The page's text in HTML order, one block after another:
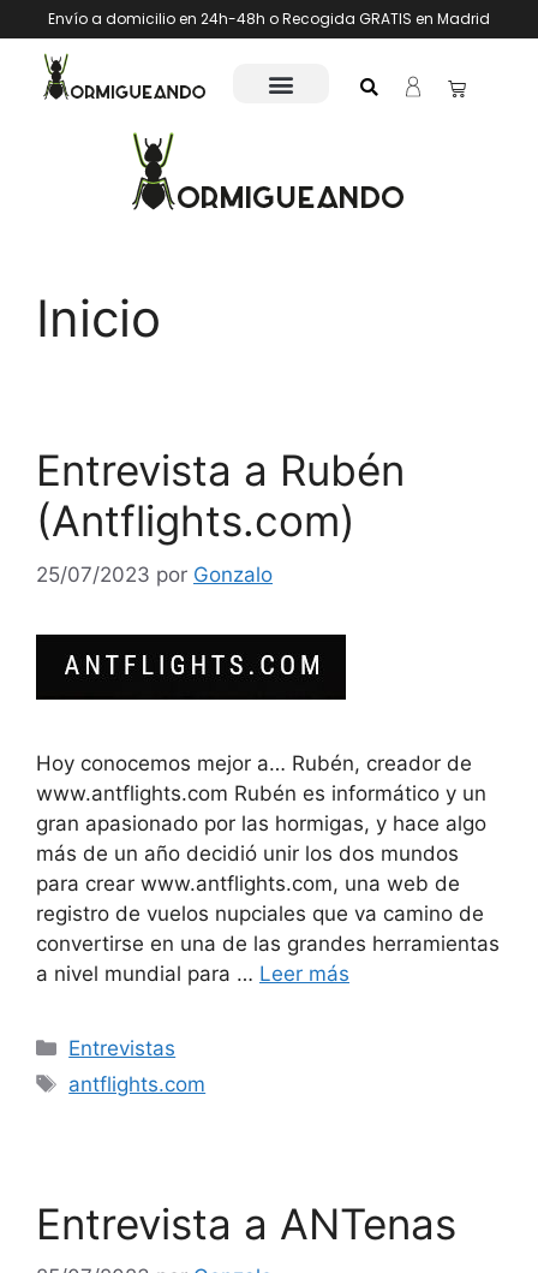
Envío a domicilio en 24h-48h o Recogida GRATIS en Madrid
Inicio
Entrevista a Rubén
(Antflights.com)
25/07/2023 por Gonzalo
Hoy conocemos mejor a… Rubén, creador de
www.antflights.com Rubén es informático y un
gran apasionado por las hormigas, y hace algo
más de un año decidió unir los dos mundos
para crear www.antflights.com, una web de
registro de vuelos nupciales que va camino de
convertirse en una de las grandes herramientas
a nivel mundial para … Leer más
Entrevistas
antflights.com
Entrevista a ANTenas